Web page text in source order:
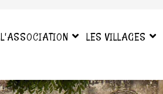
L'ASSOCIATION LES VILLAGES